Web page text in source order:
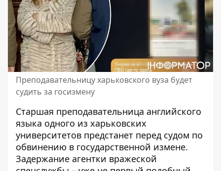
Преподавательницу харьковского вуза будет
судить за госизмену
Старшая преподавательница английского
языка одного из харьковских
университетов предстанет перед судом по
обвинению в государственной измене.
Задержание агентки вражеской